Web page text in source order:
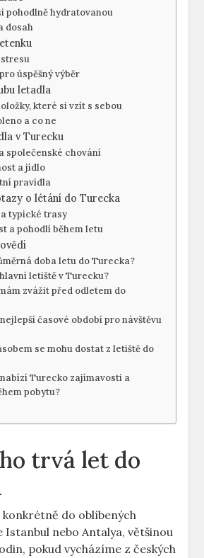
pohodlně hydratovanou
dosah
úspěšný výběr
letadla
které si vzít s sebou
a co ne
v Turecku
společenské chování
a jídlo
pravidla
o létání do Turecka
typické trasy
a pohodlí během letu
doba letu do Turecka?
letiště v Turecku?
zvážit před odletem do
časové období pro návštěvu
se mohu dostat z letiště do
Turecko zajímavosti a
pobytu?
trvá let do
do oblíbených
Istanbul nebo Antalya, většinou
pokud vycházíme z českých